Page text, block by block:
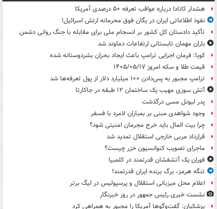
هشدار کانادا درباره عواقب تعرفه ۵۰ درصدی آمریکا
نفوذ اطلاعاتی ایران در یگان فوق محرمانه ارتش اسرائیل!
تأکید دادستان کل کشور بر انسجام ملی برای مقابله با جنگ روانی دشمن
باران مهمان تابستانی ارتفاعات دماوند شد
کوبا: فرمان اجرایی ترامپ باعث ایجاد بحران بشردوستانه شده
قیمت طلا و سکه امروز ۱۴۰۵/۰۵/۱۷
ترامپ مجبور به پس‌دادن ۱۰۰ میلیارد دلار از پول تعرفه‌ها شد
آتش سوزی مهیب یک ساختمان ۱۲ طبقه در جاکارتا
پدر لیونل مسی درگذشت
وجود شواهدی مبنی بر بمباران لامرد با فسفر
چرا بیت المال باید خرج مجرمان امنیتی شود؟
قرارداد مربی خارجی استقلال تمدید شد
ماجرای تصویب کنوانسیون خزر چیست؟
فوران یک آتشفشان قدرتمند در کلمبیا
تنگه هرمز، برگ برنده ایران قدرتمند!
اعلام محل میزبانی استقلال و پرسپولیس در لیگ برتر
نشست خبری رئیس جمهور در روز خبرنگار
پزشکیان: گفت‌وگوها آمریکا را مجبور به همراهی کرد